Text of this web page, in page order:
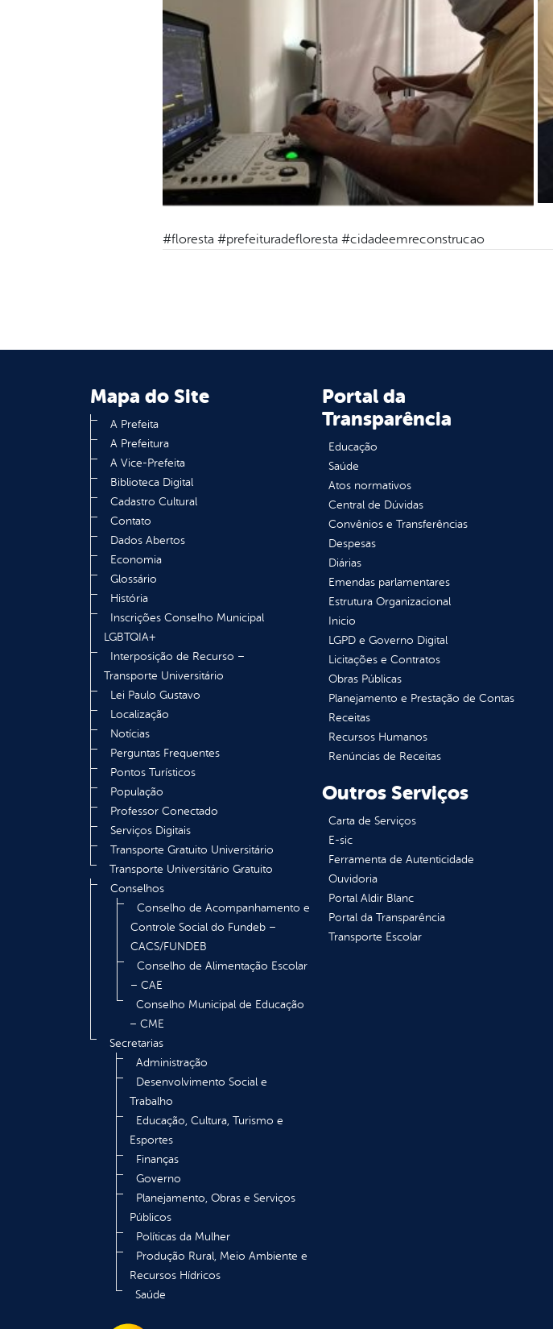
#floresta #prefeituradefloresta #cidadeemreconstrucao⠀
Mapa do Site
A Prefeita
A Prefeitura
A Vice-Prefeita
Biblioteca Digital
Cadastro Cultural
Contato
Dados Abertos
Economia
Glossário
História
Inscrições Conselho Municipal
LGBTQIA+
Interposição de Recurso –
Transporte Universitário
Lei Paulo Gustavo
Localização
Notícias
Perguntas Frequentes
Pontos Turísticos
População
Professor Conectado
Serviços Digitais
Transporte Gratuito Universitário
Transporte Universitário Gratuito
Conselhos
Conselho de Acompanhamento e
Controle Social do Fundeb –
CACS/FUNDEB
Conselho de Alimentação Escolar
– CAE
Conselho Municipal de Educação
– CME
Secretarias
Administração
Desenvolvimento Social e
Trabalho
Educação, Cultura, Turismo e
Esportes
Finanças
Governo
Planejamento, Obras e Serviços
Públicos
Políticas da Mulher
Produção Rural, Meio Ambiente e
Recursos Hídricos
Saúde
Portal da
Transparência
Educação
Saúde
Atos normativos
Central de Dúvidas
Convênios e Transferências
Despesas
Diárias
Emendas parlamentares
Estrutura Organizacional
Inicio
LGPD e Governo Digital
Licitações e Contratos
Obras Públicas
Planejamento e Prestação de Contas
Receitas
Recursos Humanos
Renúncias de Receitas
Outros Serviços
Carta de Serviços
E-sic
Ferramenta de Autenticidade
Ouvidoria
Portal Aldir Blanc
Portal da Transparência
Transporte Escolar